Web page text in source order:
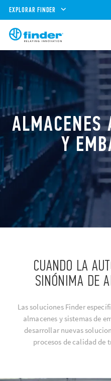
EXPLORAR FINDER
ALMACENES
Y
CUANDO LA
SINÓNIMA DE
Las soluciones Finder
almacenes y sistemas de
desarrollar nuevas
procesos de calidad de